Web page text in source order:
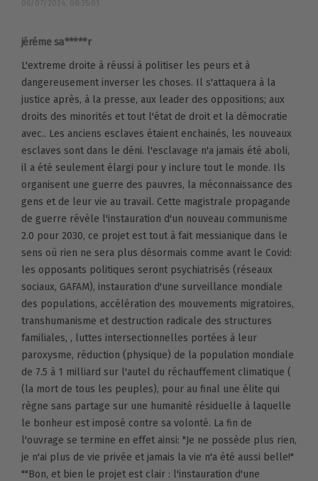
06/07/2024, 08:35:01
jéréme sa*****r
L'extreme droite à réussi à politiser les peurs et à
dangereusement inverser les choses. Il s'attaquera à la
justice après, à la presse, aux leader des oppositions; aux
droits des minorités et tout l'état de droit et la démocratie
avec.. Les anciens esclaves étaient enchainés, les nouveaux
esclaves sont dans le déni. l'esclavage n'a jamais été aboli,
il a été seulement élargi pour y inclure tout le monde. Ils
organisent une guerre des pauvres, la méconnaissance des
gens et de leur vie au travail. Cette magistrale propagande
de guerre révèle l'instauration d'un nouveau communisme
2.0 pour 2030, ce projet est tout à fait messianique dans le
sens où rien ne sera plus désormais comme avant le Covid:
les opposants politiques seront psychiatrisés (réseaux
sociaux, GAFAM), instauration d'une surveillance mondiale
des populations, accélération des mouvements migratoires,
transhumanisme et destruction radicale des structures
familiales, , luttes intersectionnelles portées à leur
paroxysme, réduction (physique) de la population mondiale
de 7.5 à 1 milliard sur l'autel du réchauffement climatique (
(la mort de tous les peuples), pour au final une élite qui
règne sans partage sur une humanité résiduelle à laquelle
le bonheur est imposé contre sa volonté. La fin de
l'ouvrage se termine en effet ainsi: "Je ne possède plus rien,
je n'ai plus de vie privée et jamais la vie n'a été aussi belle!"
""Bon, et bien le projet est clair : l'instauration d'une